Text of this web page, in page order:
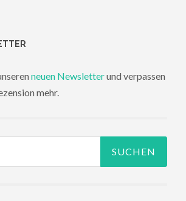
neuen Newsletterund verpassen
mehr.